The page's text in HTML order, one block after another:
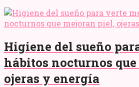
Higiene del sueño
hábitos nocturnos
ojeras y energía